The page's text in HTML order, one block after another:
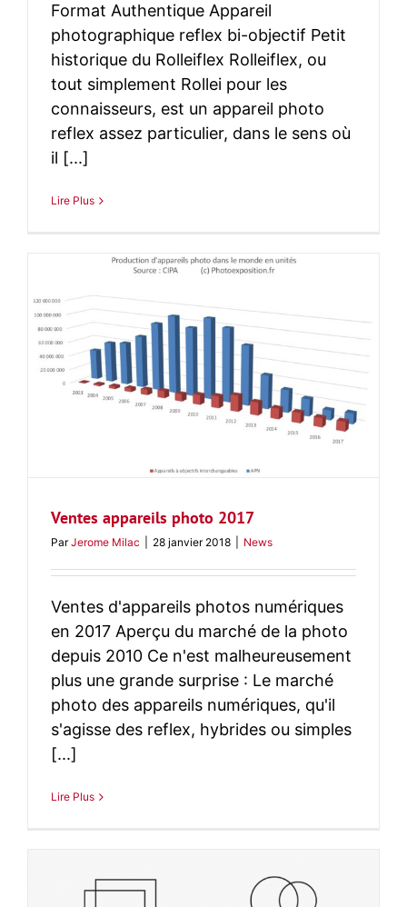
Format Authentique Appareil
photographique reflex bi-objectif Petit
historique du Rolleiflex Rolleiflex, ou
tout simplement Rollei pour les
connaisseurs, est un appareil photo
reflex assez particulier, dans le sens où
il [...]
Lire Plus
Ventes appareils photo 2017
ParJerome Milac 28 janvier 2018 News
Ventes d'appareils photos numériques
en 2017 Aperçu du marché de la photo
depuis 2010 Ce n'est malheureusement
plus une grande surprise : Le marché
photo des appareils numériques, qu'il
s'agisse des reflex, hybrides ou simples
[...]
Lire Plus